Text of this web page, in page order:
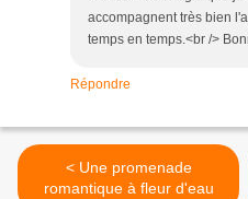
accompagnent très bien
temps en temps.<br />
Répondre
< Une promenade
romantique à fleur d'eau